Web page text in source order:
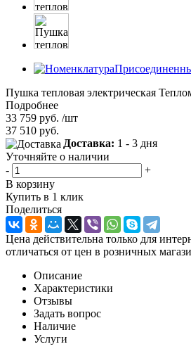
Пушка тепловая электрическая
Подробнее
33 759 руб. /шт
37 510 руб.
Доставка: 1 - 3 дня
Уточняйте о наличии
-
+
В корзину
Купить в 1 клик
Поделиться
Цена действительна только для
отличаться от цен в розничных
Описание
Характеристики
Отзывы
Задать вопрос
Наличие
Услуги